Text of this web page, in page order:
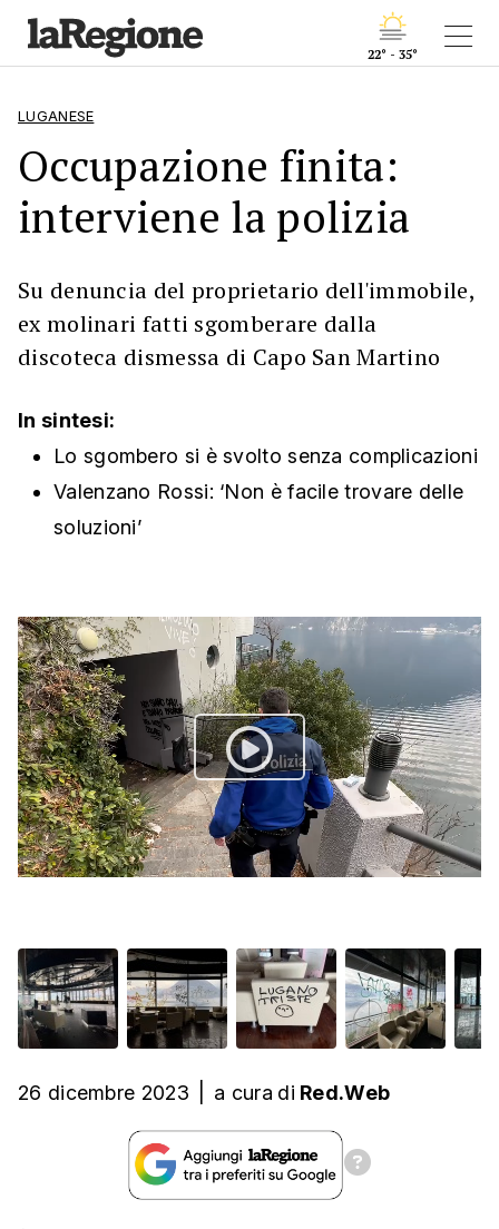
22° - 35°
LUGANESE
Occupazione finita:
interviene la polizia
Su denuncia del proprietario dell'immobile,
ex molinari fatti sgomberare dalla
discoteca dismessa di Capo San Martino
In sintesi:
Lo sgombero si è svolto senza complicazioni
Valenzano Rossi: ‘Non è facile trovare delle
soluzioni’
26 dicembre 2023 a cura di Red.Web